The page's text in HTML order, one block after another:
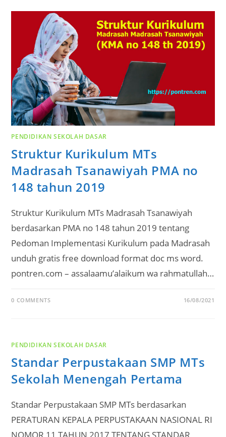
PENDIDIKAN SEKOLAH DASAR
Struktur Kurikulum MTs
Madrasah Tsanawiyah PMA no
148 tahun 2019
Struktur Kurikulum MTs Madrasah Tsanawiyah
berdasarkan PMA no 148 tahun 2019 tentang
Pedoman Implementasi Kurikulum pada Madrasah
unduh gratis free download format doc ms word.
pontren.com – assalaamu’alaikum wa rahmatullah…
0 COMMENTS 16/08/2021
PENDIDIKAN SEKOLAH DASAR
Standar Perpustakaan SMP MTs
Sekolah Menengah Pertama
Standar Perpustakaan SMP MTs berdasarkan
PERATURAN KEPALA PERPUSTAKAAN NASIONAL RI
NOMOR 11 TAHUN 2017 TENTANG STANDAR